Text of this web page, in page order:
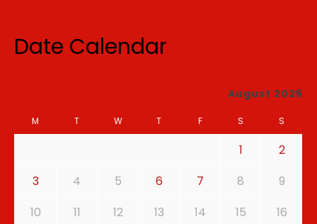
Date Calendar
August 2026
M T W T F S S
1
2
3
4 5 6 7 8
9
10
11 12 13 14 15
16